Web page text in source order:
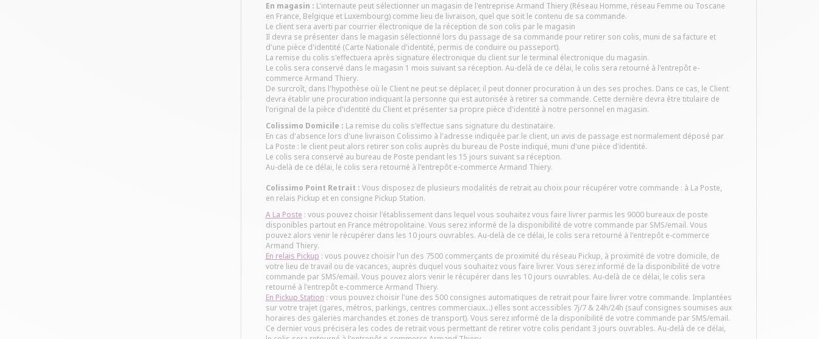
En magasin : L'internaute peut sélectionner un magasin de l'entreprise Armand Thiery (Réseau Homme, réseau Femme ou Toscane
en France, Belgique et Luxembourg) comme lieu de livraison, quel que soit le contenu de sa commande.
Le client sera averti par courrier électronique de la réception de son colis par le magasin
Il devra se présenter dans le magasin sélectionné lors du passage de sa commande pour retirer son colis, muni de sa facture et
d'une pièce d'identité (Carte Nationale d'identité, permis de conduire ou passeport).
La remise du colis s'effectuera après signature électronique du client sur le terminal électronique du magasin.
Le colis sera conservé dans le magasin 1 mois suivant sa réception. Au-delà de ce délai, le colis sera retourné à l'entrepôt e-
commerce Armand Thiery.
De surcroît, dans l'hypothèse où le Client ne peut se déplacer, il peut donner procuration à un des ses proches. Dans ce cas, le Client
devra établir une procuration indiquant la personne qui est autorisée à retirer sa commande. Cette dernière devra être titulaire de
l'original de la pièce d'identité du Client et présenter sa propre pièce d'identité à notre personnel en magasin.
Colissimo Domicile : La remise du colis s'effectue sans signature du destinataire.
En cas d'absence lors d'une livraison Colissimo à l'adresse indiquée par le client, un avis de passage est normalement déposé par
La Poste : le client peut alors retirer son colis auprès du bureau de Poste indiqué, muni d'une pièce d'identité.
Le colis sera conservé au bureau de Poste pendant les 15 jours suivant sa réception.
Au-delà de ce délai, le colis sera retourné à l'entrepôt e-commerce Armand Thiery.
Colissimo Point Retrait : Vous disposez de plusieurs modalités de retrait au choix pour récupérer votre commande : à La Poste,
en relais Pickup et en consigne Pickup Station.
A La Poste : vous pouvez choisir l'établissement dans lequel vous souhaitez vous faire livrer parmis les 9000 bureaux de poste
disponibles partout en France métropolitaine. Vous serez informé de la disponibilité de votre commande par SMS/email. Vous
pouvez alors venir le récupérer dans les 10 jours ouvrables. Au-delà de ce délai, le colis sera retourné à l'entrepôt e-commerce
Armand Thiery.
En relais Pickup : vous pouvez choisir l'un des 7500 commerçants de proximité du réseau Pickup, à proximité de votre domicile, de
votre lieu de travail ou de vacances, auprès duquel vous souhaitez vous faire livrer. Vous serez informé de la disponibilité de votre
commande par SMS/email. Vous pouvez alors venir le récupérer dans les 10 jours ouvrables. Au-delà de ce délai, le colis sera
retourné à l'entrepôt e-commerce Armand Thiery.
En Pickup Station : vous pouvez choisir l'une des 500 consignes automatiques de retrait pour faire livrer votre commande. Implantées
sur votre trajet (gares, métros, parkings, centres commerciaux...) elles sont accessibles 7j/7 & 24h/24h (sauf consignes soumises aux
horaires des galeries marchandes et zones de transport). Vous serez informé de la disponibilité de votre commande par SMS/email.
Ce dernier vous précisera les codes de retrait vous permettant de retirer votre colis pendant 3 jours ouvrables. Au-delà de ce délai,